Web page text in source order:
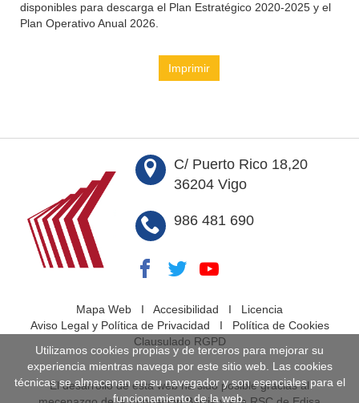
disponibles para descarga el Plan Estratégico 2020-2025 y el
Plan Operativo Anual 2026.
Imprimir
C/ Puerto Rico 18,20
36204 Vigo
986 481 690
Mapa Web I Accesibilidad I Licencia
Aviso Legal y Política de Privacidad I Política de Cookies
Clausulado RGPD
El desarrollo de esta web ha sido posible gracias al
Utilizamos cookies propias y de terceros para mejorar su
experiencia mientras navega por este sitio web. Las cookies
técnicas se almacenan en su navegador y son esenciales para el
funcionamiento de la web.